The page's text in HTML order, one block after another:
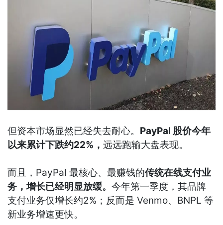
但资本市场显然已经失去耐心。 PayPal 股价今年
以来累计下跌约22%，远远跑输大盘表现。
而且，PayPal 最核心、最赚钱的传统在线支付业
务，增长已经明显放缓。今年第一季度，其品牌
支付业务仅增长约2%；反而是 Venmo、BNPL 等
新业务增速更快。